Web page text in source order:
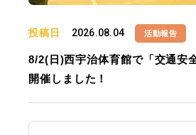
投稿日 2026.08.04 活動報告
8/2(日)西宇治体育館で「交通安
開催しました！